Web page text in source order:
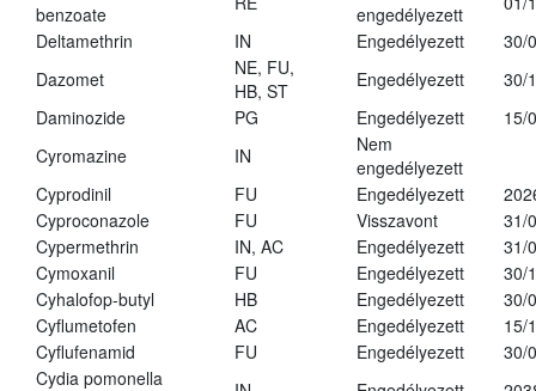
benzoate
engedélyezett
Deltamethrin
IN Engedélyezett
30/
Dazomet
NE, FU,
HB, ST
Engedélyezett
30/
Daminozide
PG Engedélyezett
15/
Cyromazine
IN
Nem
engedélyezett
Cyprodinil
FU Engedélyezett
Cyproconazole
FU Visszavont
31/
Cypermethrin
IN, AC Engedélyezett
31/
Cymoxanil
FU Engedélyezett
30/
Cyhalofop-butyl
HB Engedélyezett
30/
Cyflumetofen
AC Engedélyezett
15/
Cyflufenamid
FU Engedélyezett
30/
Cydia pomonella